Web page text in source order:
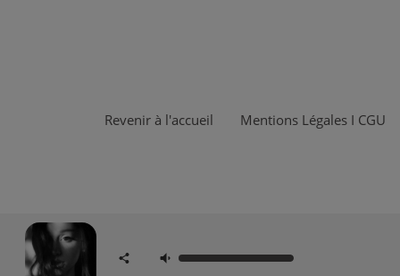
Revenir à l'accueil Mentions Légales I CGU